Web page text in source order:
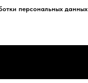
персональных данных